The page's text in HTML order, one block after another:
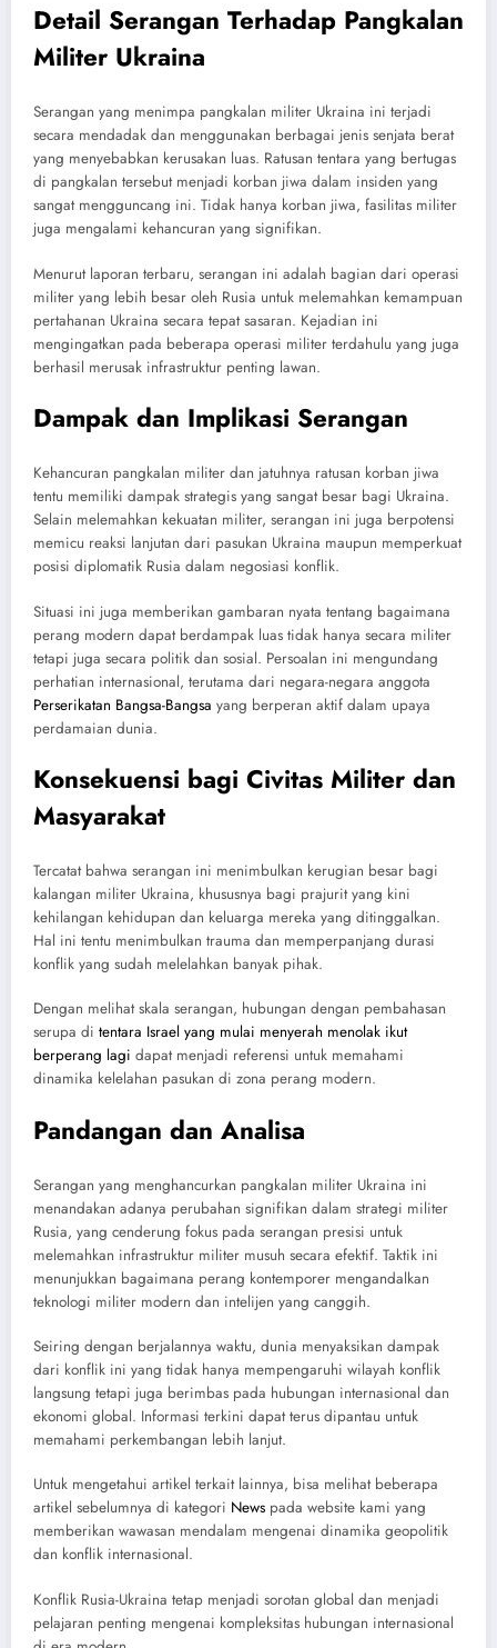
Detail Serangan Terhadap Pangkalan
Militer Ukraina
Serangan yang menimpa pangkalan militer Ukraina ini terjadi
secara mendadak dan menggunakan berbagai jenis senjata berat
yang menyebabkan kerusakan luas. Ratusan tentara yang bertugas
di pangkalan tersebut menjadi korban jiwa dalam insiden yang
sangat mengguncang ini. Tidak hanya korban jiwa, fasilitas militer
juga mengalami kehancuran yang signifikan.
Menurut laporan terbaru, serangan ini adalah bagian dari operasi
militer yang lebih besar oleh Rusia untuk melemahkan kemampuan
pertahanan Ukraina secara tepat sasaran. Kejadian ini
mengingatkan pada beberapa operasi militer terdahulu yang juga
berhasil merusak infrastruktur penting lawan.
Dampak dan Implikasi Serangan
Kehancuran pangkalan militer dan jatuhnya ratusan korban jiwa
tentu memiliki dampak strategis yang sangat besar bagi Ukraina.
Selain melemahkan kekuatan militer, serangan ini juga berpotensi
memicu reaksi lanjutan dari pasukan Ukraina maupun memperkuat
posisi diplomatik Rusia dalam negosiasi konflik.
Situasi ini juga memberikan gambaran nyata tentang bagaimana
perang modern dapat berdampak luas tidak hanya secara militer
tetapi juga secara politik dan sosial. Persoalan ini mengundang
perhatian internasional, terutama dari negara-negara anggota
Perserikatan Bangsa-Bangsa yang berperan aktif dalam upaya
perdamaian dunia.
Konsekuensi bagi Civitas Militer dan
Masyarakat
Tercatat bahwa serangan ini menimbulkan kerugian besar bagi
kalangan militer Ukraina, khususnya bagi prajurit yang kini
kehilangan kehidupan dan keluarga mereka yang ditinggalkan.
Hal ini tentu menimbulkan trauma dan memperpanjang durasi
konflik yang sudah melelahkan banyak pihak.
Dengan melihat skala serangan, hubungan dengan pembahasan
serupa di tentara Israel yang mulai menyerah menolak ikut
berperang lagi dapat menjadi referensi untuk memahami
dinamika kelelahan pasukan di zona perang modern.
Pandangan dan Analisa
Serangan yang menghancurkan pangkalan militer Ukraina ini
menandakan adanya perubahan signifikan dalam strategi militer
Rusia, yang cenderung fokus pada serangan presisi untuk
melemahkan infrastruktur militer musuh secara efektif. Taktik ini
menunjukkan bagaimana perang kontemporer mengandalkan
teknologi militer modern dan intelijen yang canggih.
Seiring dengan berjalannya waktu, dunia menyaksikan dampak
dari konflik ini yang tidak hanya mempengaruhi wilayah konflik
langsung tetapi juga berimbas pada hubungan internasional dan
ekonomi global. Informasi terkini dapat terus dipantau untuk
memahami perkembangan lebih lanjut.
Untuk mengetahui artikel terkait lainnya, bisa melihat beberapa
artikel sebelumnya di kategori News pada website kami yang
memberikan wawasan mendalam mengenai dinamika geopolitik
dan konflik internasional.
Konflik Rusia-Ukraina tetap menjadi sorotan global dan menjadi
pelajaran penting mengenai kompleksitas hubungan internasional